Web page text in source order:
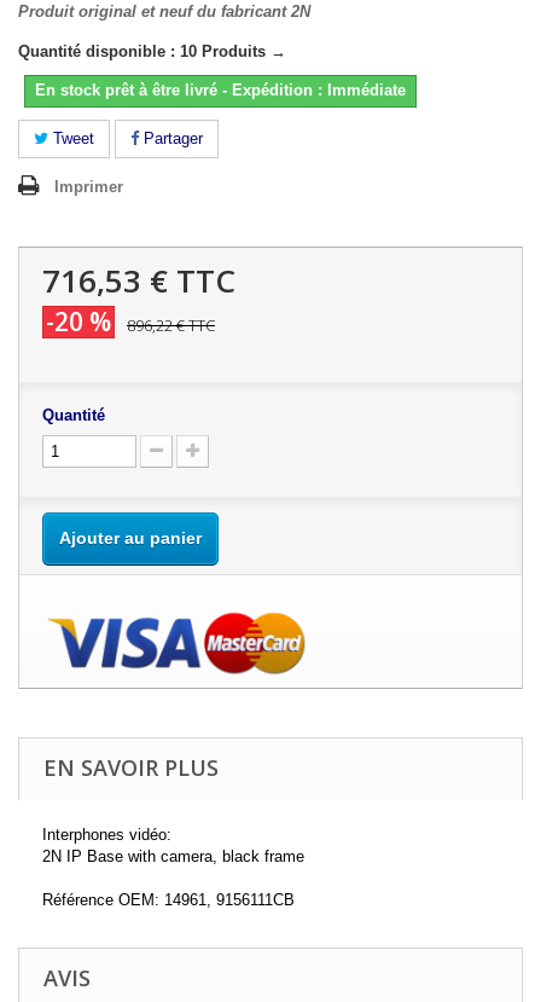
Produit original et neuf du fabricant 2N
Quantité disponible : 10 Produits →
En stock prêt à être livré - Expédition : Immédiate
Tweet Partager
Imprimer
716,53 € TTC
-20 % 896,22 €TTC
Quantité
Ajouter au panier
EN SAVOIR PLUS
Interphones vidéo:
2N IP Base with camera, black frame
Référence OEM: 14961, 9156111CB
AVIS